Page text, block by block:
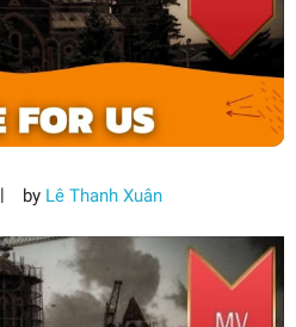
by Lê Thanh Xuân